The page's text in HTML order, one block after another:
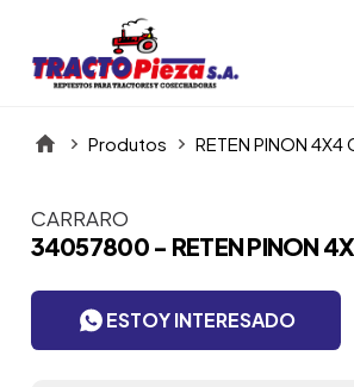
Produtos RETEN PINON 4X4
Itens da Galeria
CARRARO
34057800 - RETEN PINON
ESTOY INTERESADO